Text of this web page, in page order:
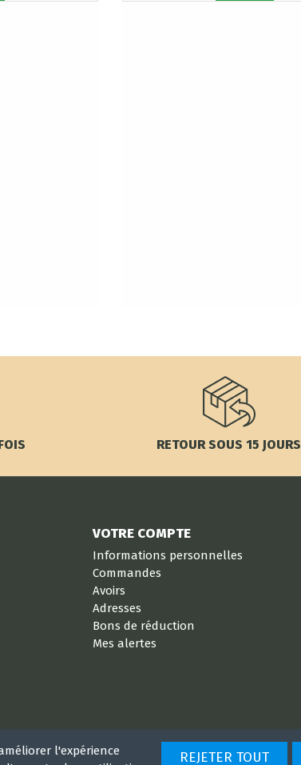
RETOUR SOUS 15 JOURS
VOTRE COMPTE
Informations personnelles
Commandes
Avoirs
Adresses
Bons de réduction
Mes alertes
l'expérience
REJETER TOUT